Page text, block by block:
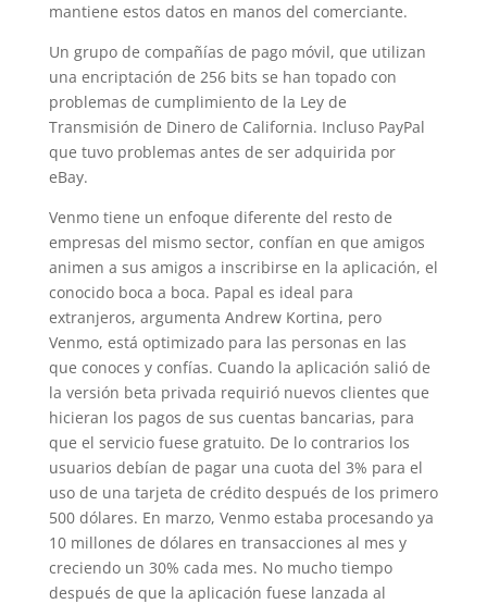
mantiene estos datos en manos del comerciante.
Un grupo de compañías de pago móvil, que utilizan
una encriptación de 256 bits se han topado con
problemas de cumplimiento de la Ley de
Transmisión de Dinero de California. Incluso PayPal
que tuvo problemas antes de ser adquirida por
eBay.
Venmo tiene un enfoque diferente del resto de
empresas del mismo sector, confían en que amigos
animen a sus amigos a inscribirse en la aplicación, el
conocido boca a boca. Papal es ideal para
extranjeros, argumenta Andrew Kortina, pero
Venmo, está optimizado para las personas en las
que conoces y confías. Cuando la aplicación salió de
la versión beta privada requirió nuevos clientes que
hicieran los pagos de sus cuentas bancarias, para
que el servicio fuese gratuito. De lo contrarios los
usuarios debían de pagar una cuota del 3% para el
uso de una tarjeta de crédito después de los primero
500 dólares. En marzo, Venmo estaba procesando ya
10 millones de dólares en transacciones al mes y
creciendo un 30% cada mes. No mucho tiempo
después de que la aplicación fuese lanzada al